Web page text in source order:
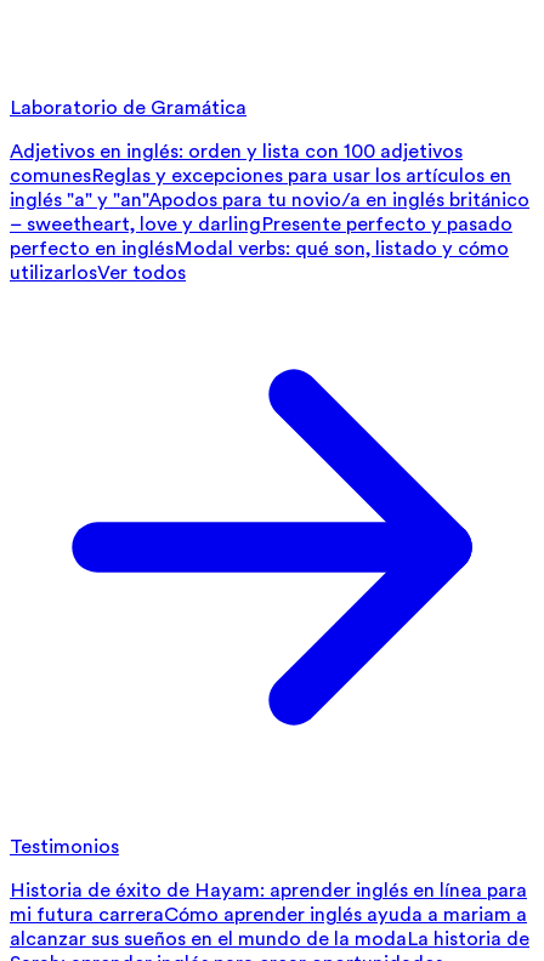
Laboratorio de Gramática
Adjetivos en inglés: orden y lista con 100 adjetivos
comunesReglas y excepciones para usar los artículos en
inglés "a" y "an"Apodos para tu novio/a en inglés británico
– sweetheart, love y darlingPresente perfecto y pasado
perfecto en inglésModal verbs: qué son, listado y cómo
utilizarlosVer todos
Testimonios
Historia de éxito de Hayam: aprender inglés en línea para
mi futura carreraCómo aprender inglés ayuda a mariam a
alcanzar sus sueños en el mundo de la modaLa historia de